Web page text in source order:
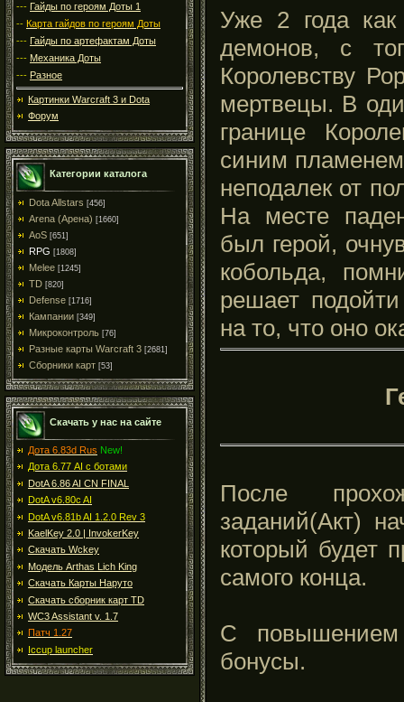
--- Гайды по героям Доты 1
-- Карта гайдов по героям Доты
--- Гайды по артефактам Доты
--- Механика Доты
--- Разное
Картинки Warcraft 3 и Dota
Форум
Категории каталога
Dota Allstars [456]
Arena (Арена) [1660]
AoS [651]
RPG [1808]
Melee [1245]
TD [820]
Defense [1716]
Кампании [349]
Микроконтроль [76]
Разные карты Warcraft 3 [2681]
Сборники карт [53]
Скачать у нас на сайте
Дота 6.83d Rus New!
Дота 6.77 AI с ботами
DotA 6.86 AI CN FINAL
DotA v6.80c AI
DotA v6.81b AI 1.2.0 Rev 3
KaelKey 2.0 | InvokerKey
Скачать Wckey
Модель Arthas Lich King
Скачать Карты Наруто
Скачать сборник карт TD
WC3 Assistant v. 1.7
Патч 1.27
Iccup launcher
Уже 2 года
демонов, с
Королевству
мертвецы. В
границе
синим
неподалек от
На месте
был герой,
кобольда,
решает
на то, что оно
После
заданий(Акт)
который будет
самого конца.
С повышением
бонусы.